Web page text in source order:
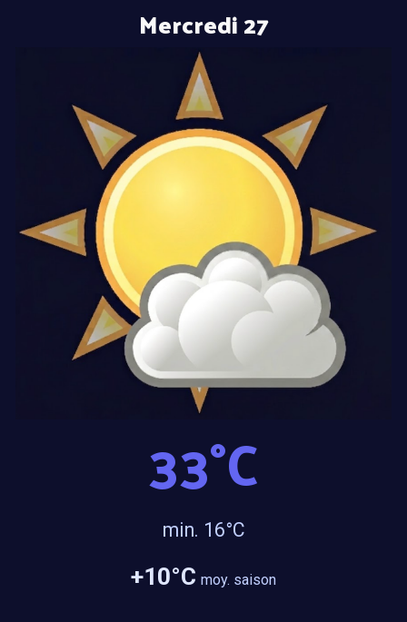
Mercredi 27
33°C
min. 16°C
+10°C moy. saison